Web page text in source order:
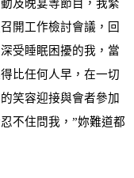
及晚宴等節目，我緊
開工作檢討會議，回
受睡眠困擾的我，當
比任何人早，在一切
笑容迎接與會者參加
不住問我， ”妳難道都